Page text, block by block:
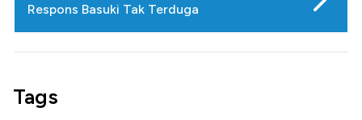
Respons Basuki Tak Terduga
Tags